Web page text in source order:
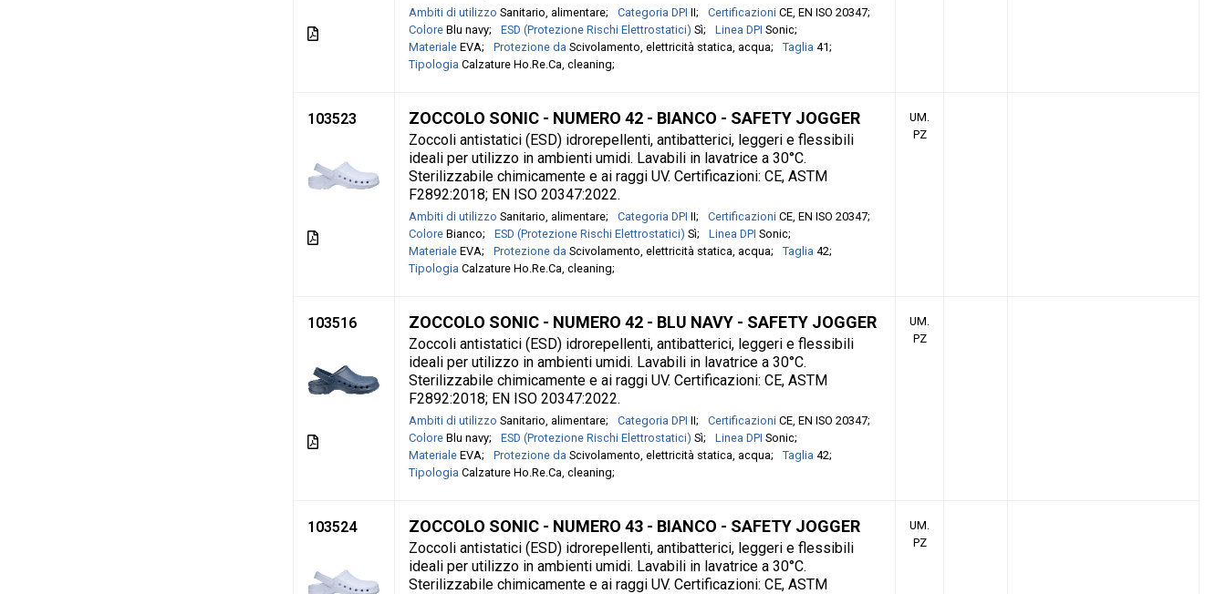
Ambiti di utilizzo Sanitario, alimentare Categoria DPI II Certificazioni CE, EN ISO 20347
Colore Blu navy ESD (Protezione Rischi Elettrostatici) Sì Linea DPI Sonic
Materiale EVA Protezione da Scivolamento, elettricità statica, acqua Taglia 41
Tipologia Calzature Ho.Re.Ca, cleaning
103523 ZOCCOLO SONIC - NUMERO 42 - BIANCO - SAFETY JOGGER
Zoccoli antistatici (ESD) idrorepellenti, antibatterici, leggeri e flessibili
ideali per utilizzo in ambienti umidi. Lavabili in lavatrice a 30°C.
Sterilizzabile chimicamente e ai raggi UV. Certificazioni: CE, ASTM
F2892:2018; EN ISO 20347:2022.
Ambiti di utilizzo Sanitario, alimentare Categoria DPI II Certificazioni CE, EN ISO 20347
Colore Bianco ESD (Protezione Rischi Elettrostatici) Sì Linea DPI Sonic
Materiale EVA Protezione da Scivolamento, elettricità statica, acqua Taglia 42
Tipologia Calzature Ho.Re.Ca, cleaning
UM.
PZ
103516 ZOCCOLO SONIC - NUMERO 42 - BLU NAVY - SAFETY JOGGER
Zoccoli antistatici (ESD) idrorepellenti, antibatterici, leggeri e flessibili
ideali per utilizzo in ambienti umidi. Lavabili in lavatrice a 30°C.
Sterilizzabile chimicamente e ai raggi UV. Certificazioni: CE, ASTM
F2892:2018; EN ISO 20347:2022.
Ambiti di utilizzo Sanitario, alimentare Categoria DPI II Certificazioni CE, EN ISO 20347
Colore Blu navy ESD (Protezione Rischi Elettrostatici) Sì Linea DPI Sonic
Materiale EVA Protezione da Scivolamento, elettricità statica, acqua Taglia 42
Tipologia Calzature Ho.Re.Ca, cleaning
UM.
PZ
103524 ZOCCOLO SONIC - NUMERO 43 - BIANCO - SAFETY JOGGER
Zoccoli antistatici (ESD) idrorepellenti, antibatterici, leggeri e flessibili
ideali per utilizzo in ambienti umidi. Lavabili in lavatrice a 30°C.
Sterilizzabile chimicamente e ai raggi UV. Certificazioni: CE, ASTM
UM.
PZ